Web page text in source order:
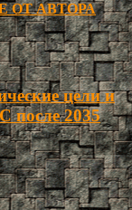
ОТ АВТОРА
цели и
после 2035